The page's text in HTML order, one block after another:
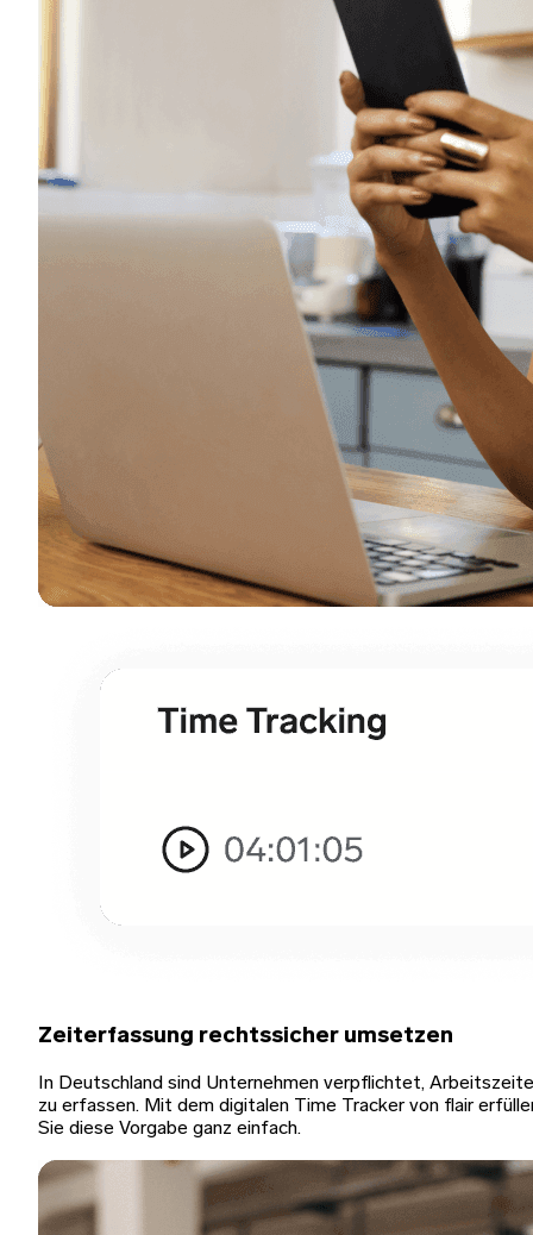
Zeiterfassung rechtssicher umsetzen
In Deutschland sind Unternehmen verpflichtet,
zu erfassen. Mit dem digitalen Time Tracker von flair
Sie diese Vorgabe ganz einfach.